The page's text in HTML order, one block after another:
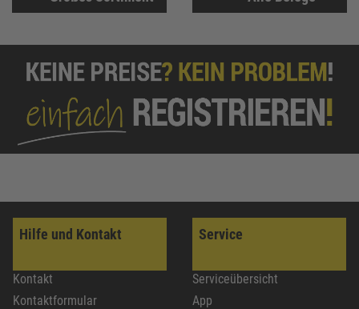
Hilfe und Kontakt
Kontakt
Kontaktformular
Service
Serviceübersicht
App